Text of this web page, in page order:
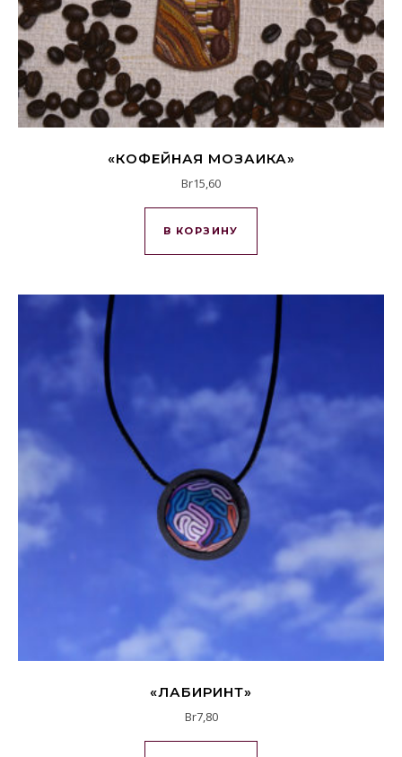
«КОФЕЙНАЯ МОЗАИКА»
Br15,60
В КОРЗИНУ
«ЛАБИРИНТ»
Br7,80